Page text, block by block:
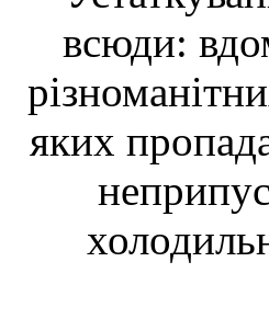
всюди:
яких